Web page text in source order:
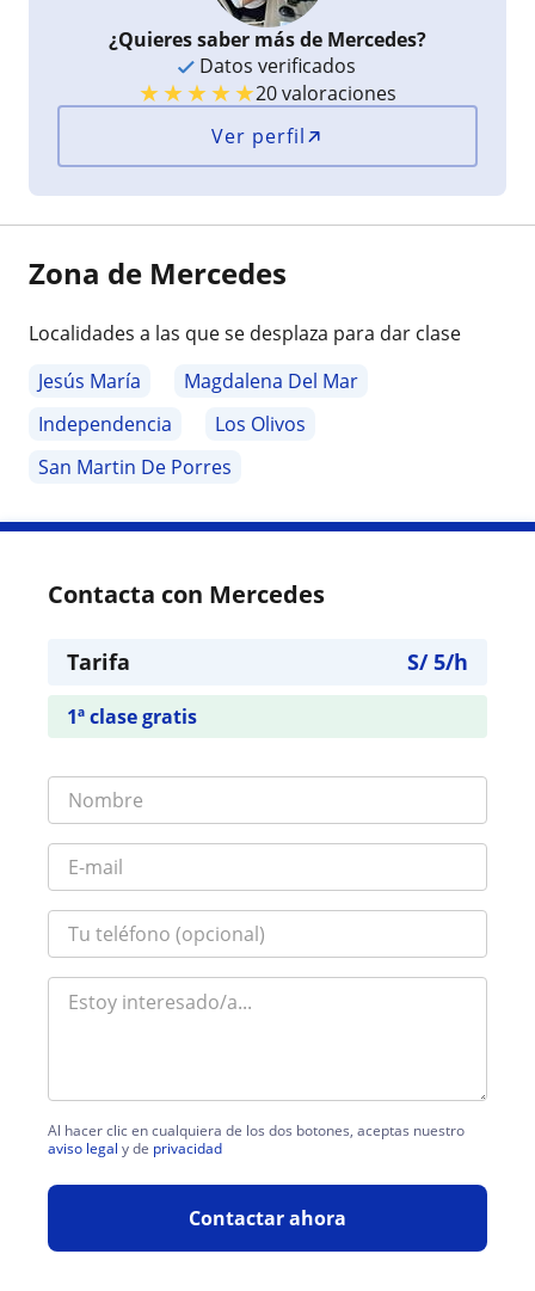
¿Quieres saber más de Mercedes?
Datos verificados
★★★★★20 valoraciones
Ver perfil
Zona de Mercedes
Localidades a las que se desplaza para dar clase
Jesús María
Magdalena Del Mar
Independencia
Los Olivos
San Martin De Porres
Contacta con Mercedes
Tarifa S/5/h
1ª clase gratis
Al hacer clic en cualquiera de los dos botones, aceptas nuestro
aviso legal y de privacidad
Contactar ahora